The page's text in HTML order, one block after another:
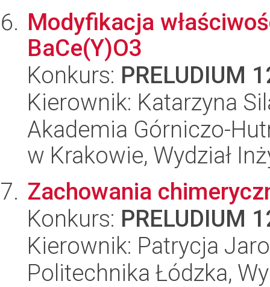
Modyfikacja
BaCe(Y)O3
Konkurs: PRELUDIUM
Kierownik: Katarzyna
Akademia Górniczo-
w Krakowie, Wydział
Zachowania
Konkurs: PRELUDIUM
Kierownik: Patrycja
Politechnika Łódzka,